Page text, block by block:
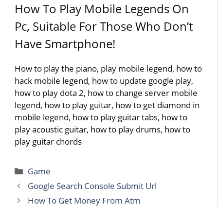
How To Play Mobile Legends On
Pc, Suitable For Those Who Don’t
Have Smartphone!
How to play the piano, play mobile legend, how to
hack mobile legend, how to update google play,
how to play dota 2, how to change server mobile
legend, how to play guitar, how to get diamond in
mobile legend, how to play guitar tabs, how to
play acoustic guitar, how to play drums, how to
play guitar chords
Categories
Game
Google Search Console Submit Url
How To Get Money From Atm